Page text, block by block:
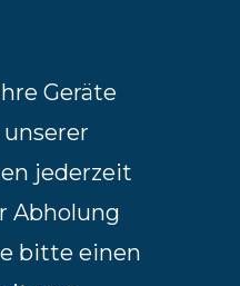
Geräte
jederzeit
Abholung
bitte einen